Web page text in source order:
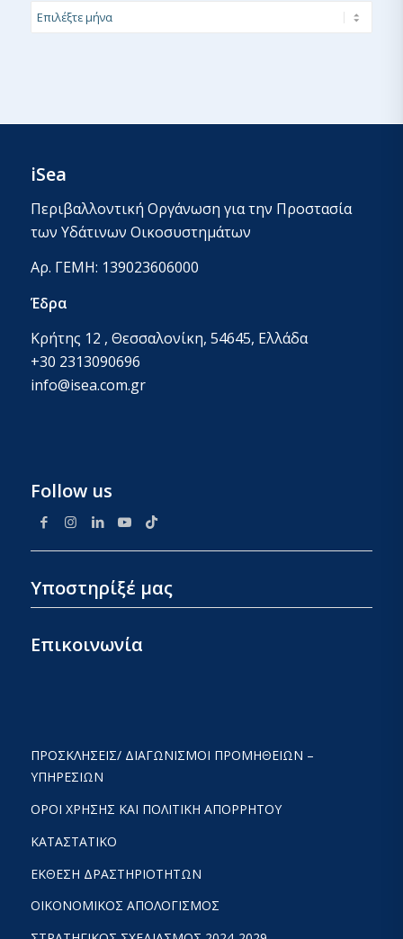
iSea
Περιβαλλοντική Οργάνωση για την Προστασία
των Υδάτινων Οικοσυστημάτων
Αρ. ΓΕΜΗ: 139023606000
Έδρα
Κρήτης 12 , Θεσσαλονίκη, 54645, Ελλάδα
+30 2313090696
info@isea.com.gr
Follow us
Υποστηρίξέ μας
Επικοινωνία
ΠΡΟΣΚΛΉΣΕΙΣ/ ΔΙΑΓΩΝΙΣΜΟΊ ΠΡΟΜΉΘΕΙΩΝ –
ΥΠΗΡΕΣΙΏΝ
ΟΡΟΙ ΧΡΗΣΗΣ ΚΑΙ ΠΟΛΙΤΙΚΗ ΑΠΟΡΡΗΤΟΥ
ΚΑΤΑΣΤΑΤΙΚΌ
ΕΚΘΕΣΗ ΔΡΑΣΤΗΡΙΟΤΗΤΩΝ
ΟΙΚΟΝΟΜΙΚΟΣ ΑΠΟΛΟΓΙΣΜΟΣ